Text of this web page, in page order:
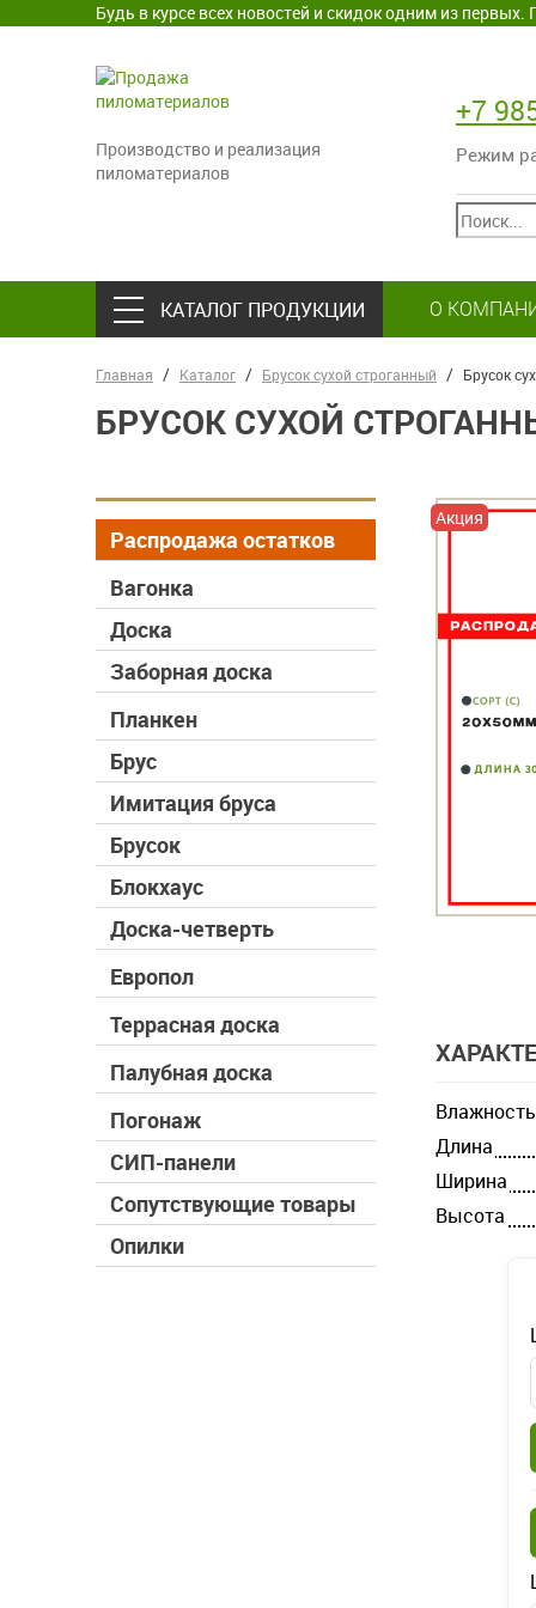
Будь в курсе всех новостей и скидок одним из
Производство и реализация
пиломатериалов
+7
Режим
КАТАЛОГ ПРОДУКЦИИ О
Главная Каталог Брусок сухой строганный Брусок
БРУСОК СУХОЙ
Распродажа остатков
Вагонка
Доска
Заборная доска
Планкен
Брус
Имитация бруса
Брусок
Блокхаус
Доска-четверть
Европол
Террасная доска
Палубная доска
Погонаж
СИП-панели
Сопутствующие товары
Опилки
Акция
Влажность
Длина
Ширина
Высота